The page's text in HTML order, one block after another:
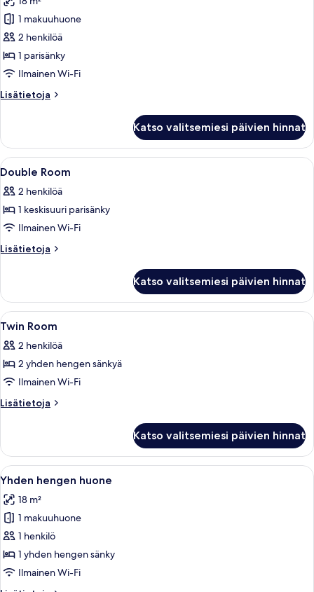
huonetyypin
Small
double
room
(140
wide
1 makuuhuone
2 henkilöä
1 parisänky
Ilmainen Wi-Fi
Lisätietoja
Lisätietoja
room
(140
cm
bed)
Katso valitsemiesi päivien hinnat
Avaa
kaikki
huonetyypin
Double
Room
kuvat
Ylelliset vuodevaatteet, memory
7
Double Room
2 henkilöä
1 keskisuuri parisänky
Ilmainen Wi-Fi
Lisätietoja
Lisätietoja
Katso valitsemiesi päivien hinnat
Avaa
kaikki
huonetyypin
Twin
Room
kuvat
Ylelliset vuodevaatteet, memory
4
Twin Room
2 henkilöä
2 yhden hengen sänkyä
Ilmainen Wi-Fi
Lisätietoja
Lisätietoja
Katso valitsemiesi päivien hinnat
Avaa
kaikki
huonetyypin
Yhden
hengen
huone
kuvat
Hotellihuone, jossa on sänky,
5
Yhden hengen huone
18 m²
1 makuuhuone
1 henkilö
1 yhden hengen sänky
Ilmainen Wi-Fi